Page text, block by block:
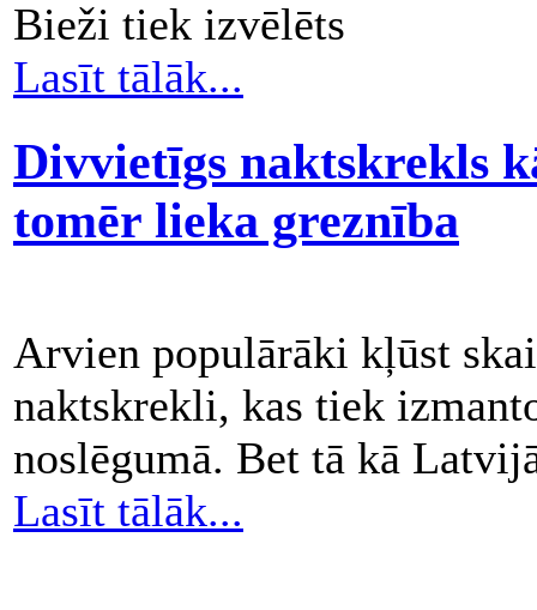
Bieži tiek izvēlēts
Lasīt tālāk...
Divvietīgs naktskrekls
tomēr lieka greznība
Arvien populārāki kļūst
naktskrekli, kas tiek
noslēgumā. Bet tā kā
Lasīt tālāk...